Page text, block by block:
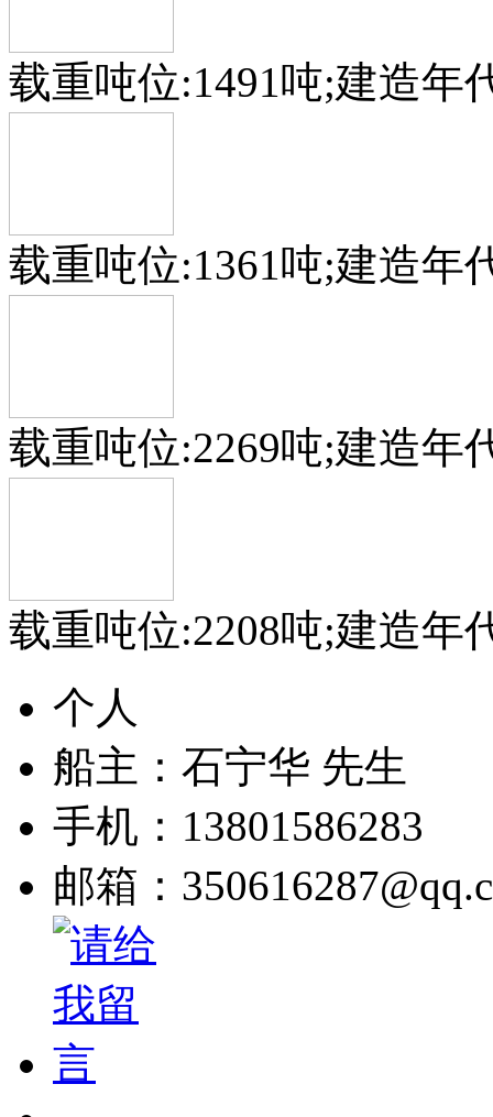
载重吨位:1491吨;建造年
载重吨位:1361吨;建造年
载重吨位:2269吨;建造年
载重吨位:2208吨;建造年
个人
船主： 石宁华 先生
手机： 13801586283
邮箱：